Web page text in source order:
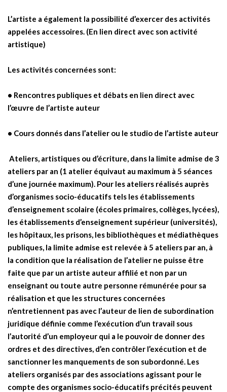
L’artiste a également la possibilité d’exercer des activités
appelées accessoires. (En lien direct avec son activité
artistique)
Les activités concernées sont:
• Rencontres publiques et débats en lien direct avec
l’œuvre de l’artiste auteur
• Cours donnés dans l’atelier ou le studio de l’artiste auteur
Ateliers, artistiques ou d’écriture, dans la limite admise de 3
ateliers par an (1 atelier équivaut au maximum à 5 séances
d’une journée maximum). Pour les ateliers réalisés auprès
d’organismes socio-éducatifs tels les établissements
d’enseignement scolaire (écoles primaires, collèges, lycées),
les établissements d’enseignement supérieur (universités),
les hôpitaux, les prisons, les bibliothèques et médiathèques
publiques, la limite admise est relevée à 5 ateliers par an, à
la condition que la réalisation de l’atelier ne puisse être
faite que par un artiste auteur affilié et non par un
enseignant ou toute autre personne rémunérée pour sa
réalisation et que les structures concernées
n’entretiennent pas avec l’auteur de lien de subordination
juridique définie comme l’exécution d’un travail sous
l’autorité d’un employeur qui a le pouvoir de donner des
ordres et des directives, d’en contrôler l’exécution et de
sanctionner les manquements de son subordonné. Les
ateliers organisés par des associations agissant pour le
compte des organismes socio-éducatifs précités peuvent